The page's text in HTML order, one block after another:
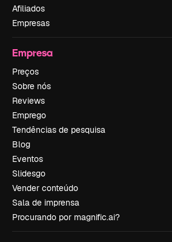
Afiliados
Empresas
Empresa
Preços
Sobre nós
Reviews
Emprego
Tendências de pesquisa
Blog
Eventos
Slidesgo
Vender conteúdo
Sala de imprensa
Procurando por magnific.ai?